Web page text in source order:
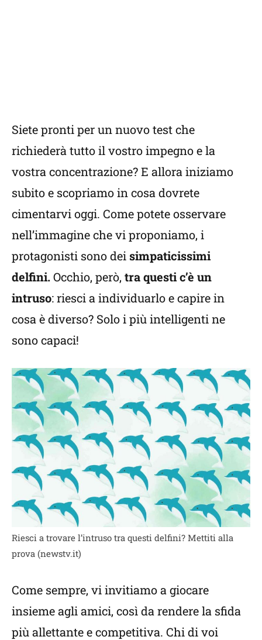
Siete pronti per un nuovo test che
richiederà tutto il vostro impegno e la
vostra concentrazione? E allora iniziamo
subito e scopriamo in cosa dovrete
cimentarvi oggi. Come potete osservare
nell’immagine che vi proponiamo, i
protagonisti sono dei simpaticissimi
delfini.Occhio, però, tra questi c’è un
intruso: riesci a individuarlo e capire in
cosa è diverso? Solo i più intelligenti ne
sono capaci!
Riesci a trovare l’intruso tra questi delfini? Mettiti alla
prova (newstv.it)
Come sempre, vi invitiamo a giocare
insieme agli amici, così da rendere la sfida
più allettante e competitiva. Chi di voi